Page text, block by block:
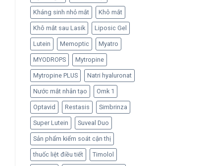
Kháng sinh nhỏ mắt Khô mắt
Khô mắt sau Lasik Liposic Gel
Lutein Memoptic Myatro
MYODROPS Mytropine
Mytropine PLUS Natri hyaluronat
Nước mắt nhân tạo Omk 1
Optavid Restasis Simbrinza
Super Lutein Suveal Duo
Sản phẩm kiểm soát cận thị
thuốc liệt điều tiết Timolol